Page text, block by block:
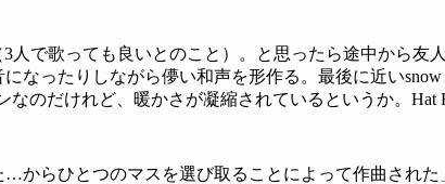
で歌っても良いとのこと）。と思ったら途中から友
なったりしながら儚い和声を形作る。最後に近いsnow
のだけれど、暖かさが凝縮されているというか。Hat
からひとつのマスを選び取ることによって作曲された